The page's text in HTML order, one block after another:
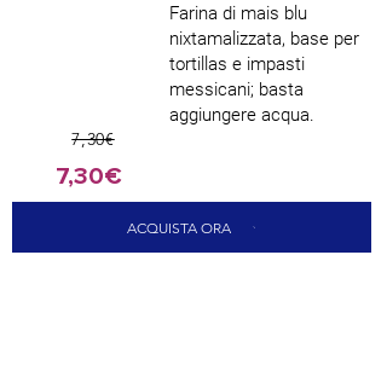
Farina di mais blu
nixtamalizzata, base per
tortillas e impasti
messicani; basta
aggiungere acqua.
7,30€
7,30€
ACQUISTA ORA